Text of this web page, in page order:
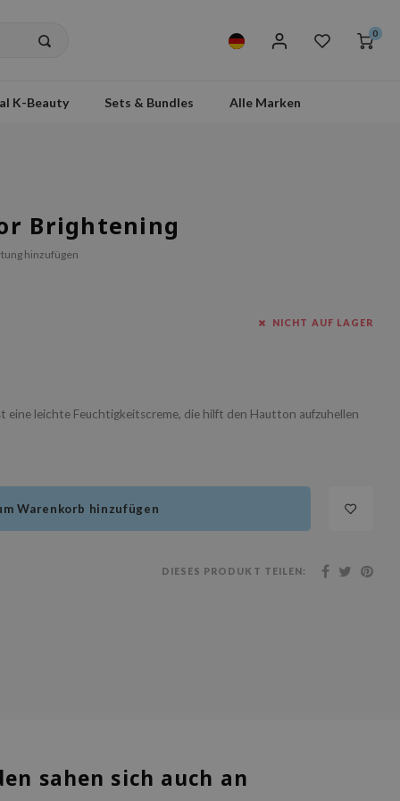
0
K-Beauty Sets & Bundles Alle Marken
Brightening
hinzufügen
NICHT AUF LAGER
leichte Feuchtigkeitscreme, die hilft den Hautton aufzuhellen
Warenkorb hinzufügen
DIESES PRODUKT TEILEN:
sahen sich auch an